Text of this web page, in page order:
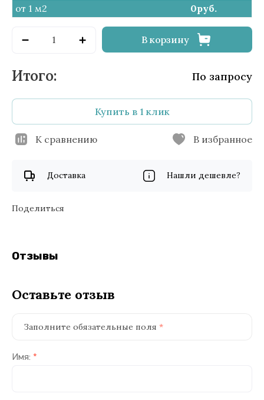
от 1 м2 0руб.
В корзину
По запросу
Купить в 1 клик
К сравнению В избранное
Доставка Нашли дешевле?
Поделиться
Отзывы
Оставьте отзыв
Заполните обязательные поля *
Имя: *